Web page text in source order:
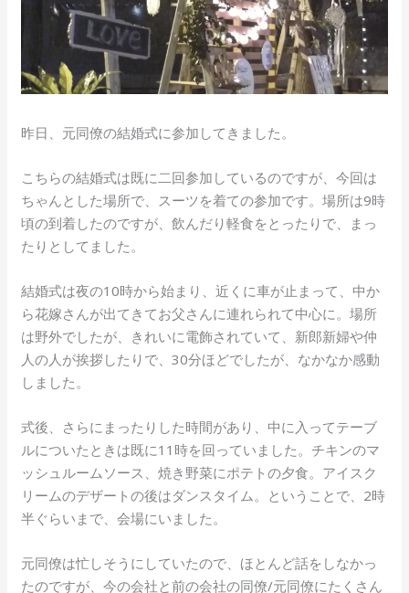
昨日、元同僚の結婚式に参加してきました。
こちらの結婚式は既に二回参加しているのですが、今回は
ちゃんとした場所で、スーツを着ての参加です。場所は9時
頃の到着したのですが、飲んだり軽食をとったりで、まっ
たりとしてました。
結婚式は夜の10時から始まり、近くに車が止まって、中か
ら花嫁さんが出てきてお父さんに連れられて中心に。場所
は野外でしたが、きれいに電飾されていて、新郎新婦や仲
人の人が挨拶したりで、30分ほどでしたが、なかなか感動
しました。
式後、さらにまったりした時間があり、中に入ってテーブ
ルについたときは既に11時を回っていました。チキンのマ
ッシュルームソース、焼き野菜にポテトの夕食。アイスク
リームのデザートの後はダンスタイム。ということで、2時
半ぐらいまで、会場にいました。
元同僚は忙しそうにしていたので、ほとんど話をしなかっ
たのですが、今の会社と前の会社の同僚/元同僚にたくさん